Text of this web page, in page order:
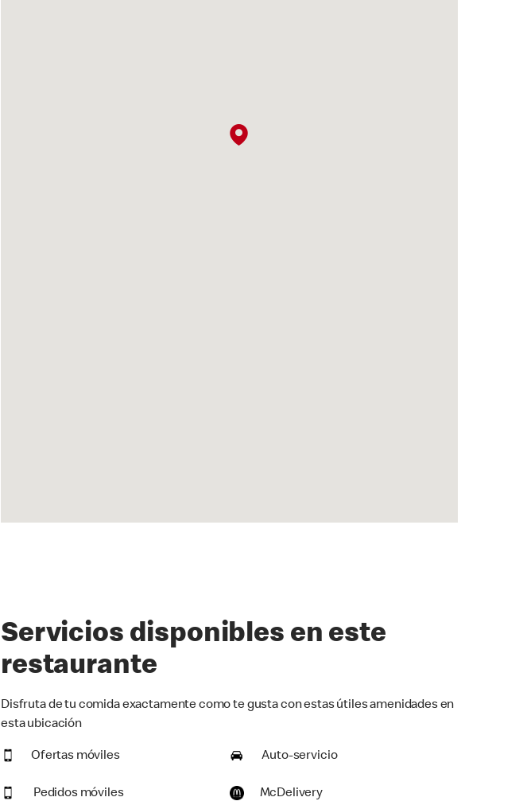
Servicios disponibles en este
restaurante
Disfruta de tu comida exactamente como te gusta con estas útiles amenidades en
esta ubicación
Ofertas móviles Auto-servicio
Pedidos móviles McDelivery